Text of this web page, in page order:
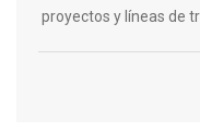
proyectos y líneas de